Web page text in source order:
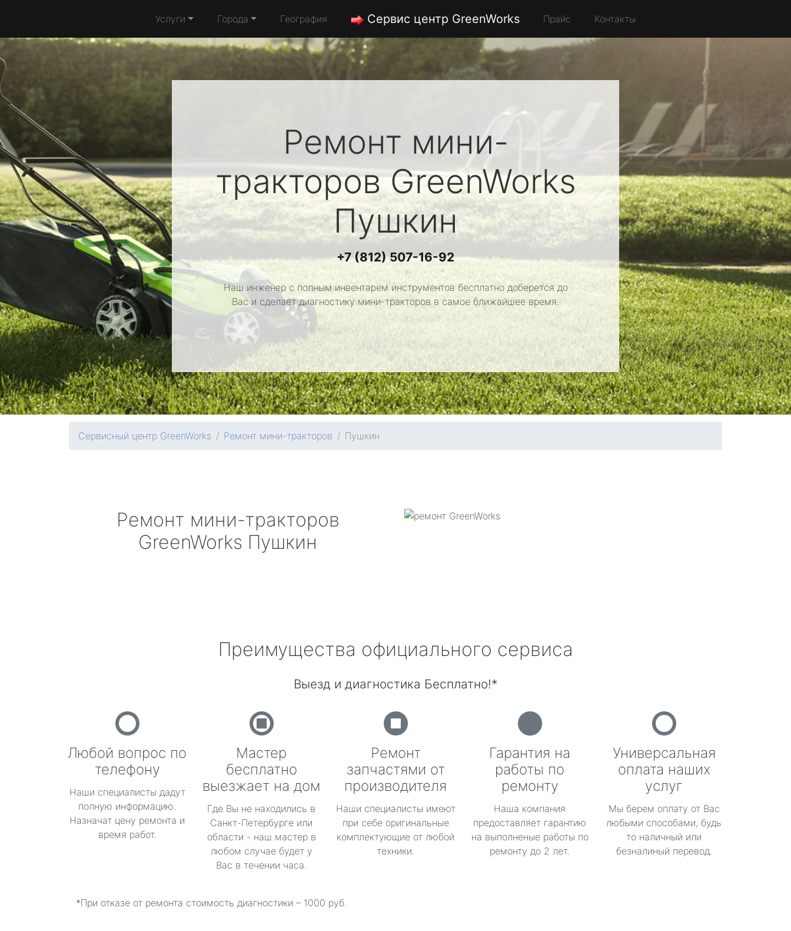
Услуги Города География Сервис центр GreenWorks Прайс Контакты
Ремонт мини-
тракторовGreenWorks
Пушкин
+7 (812) 507-16-92
Наш инженер с полным инвентарем инструментов бесплатно доберется до
Вас и сделает диагностику мини-тракторов в самое ближайшее время.
Сервисный центр GreenWorks Ремонт мини-тракторов Пушкин
Ремонт мини-тракторов
GreenWorks Пушкин
Преимущества официального сервиса
Выезд и диагностика Бесплатно!*
Любой вопрос по
телефону
Наши специалисты дадут
полную информацию.
Назначат цену ремонта и
время работ.
Мастер
бесплатно
выезжает на дом
Где Вы не находились в
Санкт-Петербурге или
области - наш мастер в
любом случае будет у
Вас в течении часа.
Ремонт
запчастями от
производителя
Наши специалисты имеют
при себе оригинальные
комплектующие от любой
техники.
Гарантия на
работы по
ремонту
Наша компания
предоставляет гарантию
на выполненые работы по
ремонту до 2 лет.
Универсальная
оплата наших
услуг
Мы берем оплату от Вас
любыми способами, будь
то наличный или
безналиный перевод.
*При отказе от ремонта стоимость диагностики – 1000 руб.